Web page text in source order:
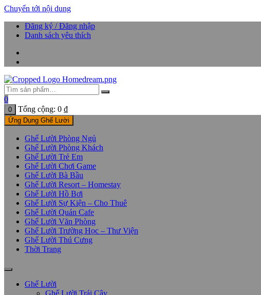
Chuyển tới nội dung
Đăng ký / Đăng nhập
Danh sách yêu thích
0
0 Tổng cộng: 0 ₫
Ứng Dụng Ghế Lười
Ghế Lười Phòng Ngủ
Ghế Lười Phòng Khách
Ghế Lười Trẻ Em
Ghế Lười Chơi Game
Ghế Lười Bà Bầu
Ghế Lười Resort – Homestay
Ghế Lười Hồ Bơi
Ghế Lười Sự Kiện – Cho Thuê
Ghế Lười Quán Cafe
Ghế Lười Văn Phòng
Ghế Lười Trường Học – Thư Viện
Ghế Lười Thú Cưng
Thời Trang
Ghế Lười
Ghế Lười Trái Cây